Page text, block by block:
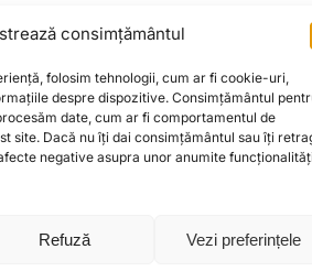
consimțământul
folosim tehnologii, cum ar fi cookie-uri,
despre dispozitive. Consimțământul
date, cum ar fi comportamentul de
site. Dacă nu îți dai consimțământul sau îți
negative asupra unor anumite
Refuză Vezi preferințele